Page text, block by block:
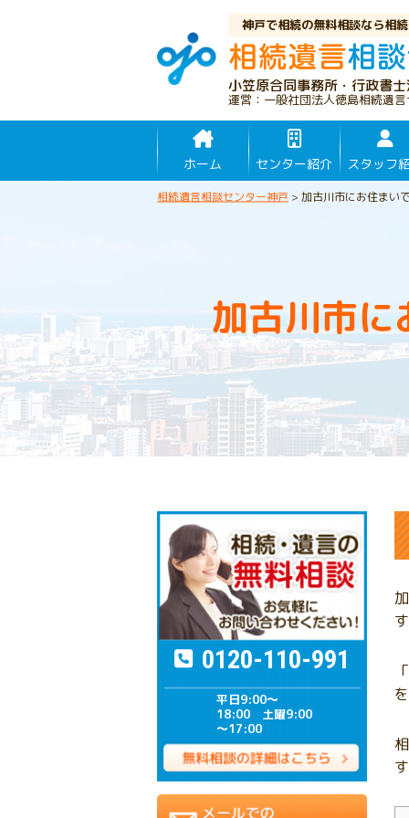
神戸で相続の無料相談なら相
小笠原合同事務所・行政書
運営：一般社団法人徳島相続遺
ホーム センター紹介 スタッフ
相続遺言相談センター神戸 > 加古川市にお住まい
加古川市に
0120-110-991
平日9:00～
18:00 土曜9:00
～17:00